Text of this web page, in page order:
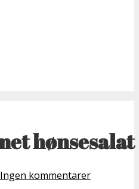
hønsesalat
Ingen kommentarer